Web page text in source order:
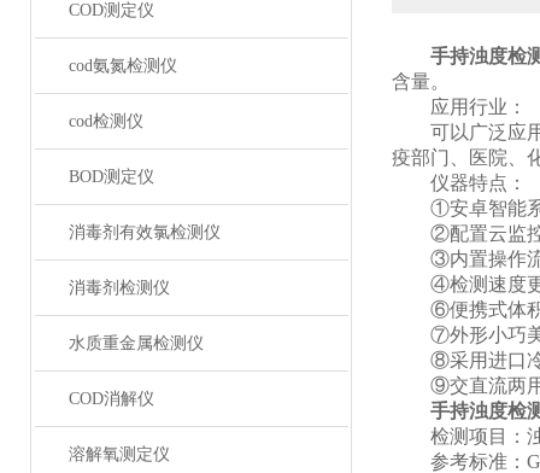
COD测定仪
cod氨氮检测仪
cod检测仪
BOD测定仪
消毒剂有效氯检测仪
消毒剂检测仪
水质重金属检测仪
COD消解仪
溶解氧测定仪
手持浊度检
含量。
应用行业：
可以广泛应用
疫部门、医院、
仪器特点：
①安卓智能系
②配置云监控
③内置操作流
④检测速度更
⑥便携式体积
⑦外形小巧美
⑧采用进口冷
⑨交直流两用
手持浊度检
检测项目：
参考标准：